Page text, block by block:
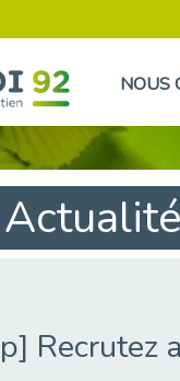
NOUS
Recrutez